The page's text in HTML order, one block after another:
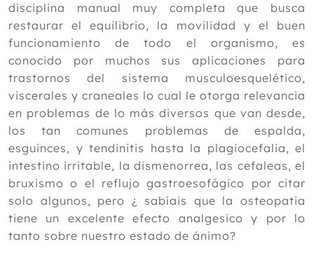
2023
Diciembre
Noviembre
Octubre
Septiembre
Agosto
Julio
Junio
Mayo
Abril
Marzo
Febrero
Enero
disciplina manual muy completa que busca
restaurar el equilibrio, la movilidad y el buen
funcionamiento de todo el organismo, es
conocido por muchos sus aplicaciones para
trastornos del sistema musculoesquelético,
viscerales y craneales lo cual le otorga relevancia
en problemas de lo más diversos que van desde,
los tan comunes problemas de espalda,
esguinces, y tendinitis hasta la plagiocefalia, el
intestino irritable, la dismenorrea, las cefaleas, el
bruxismo o el reflujo gastroesofágico por citar
solo algunos, pero ¿ sabíais que la osteopatia
tiene un excelente efecto analgesico y por lo
tanto sobre nuestro estado de ánimo?